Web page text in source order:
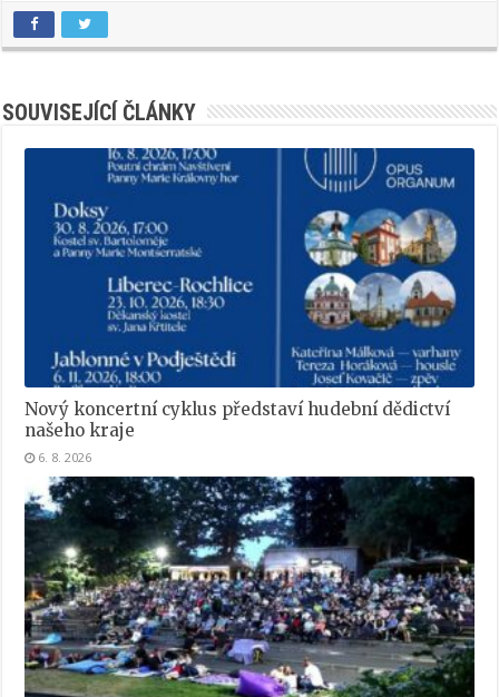
SOUVISEJÍCÍ ČLÁNKY
Nový koncertní cyklus představí hudební dědictví
našeho kraje
6. 8. 2026